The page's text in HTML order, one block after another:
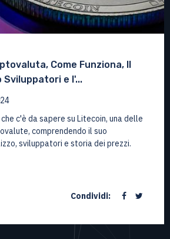
Come Funziona, Il
Sviluppatori e l'...
c'è da sapere su Litecoin, una delle
comprendendo il suo
sviluppatori e storia dei prezzi.
Condividi: